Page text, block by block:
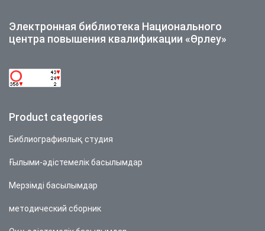
Электронная библиотека Национального
центра повышения квалификации «Өрлеу»
Product categories
Библиографиялық студия
Ғылыми-әдістемелік басылымдар
Мерзімді басылымдар
методический сборник